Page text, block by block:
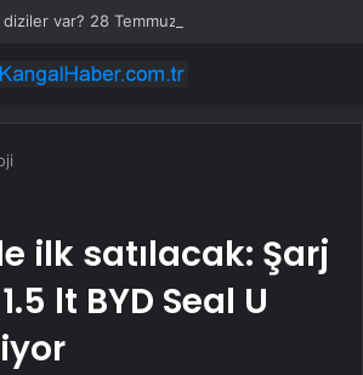
ilk satılacak: Şarj
lt BYD Seal U